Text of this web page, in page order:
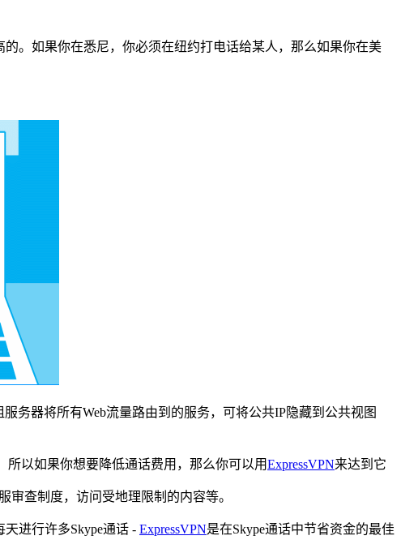
。如果你在悉尼，你必须在纽约打电话给某人，那么如果你在美
务器将所有Web流量路由到的服务，可将公共IP隐藏到公共视图
所以如果你想要降低通话费用，那么你可以用ExpressVPN来达到它
查制度，访问受地理限制的内容等。
进行许多Skype通话 - ExpressVPN是在Skype通话中节省资金的最佳